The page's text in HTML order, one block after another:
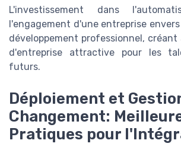
L'investissement dans
l'engagement d'une entreprise
développement professionnel,
d'entreprise attractive pour les
futurs.
Déploiement et
Changement:
Pratiques pour